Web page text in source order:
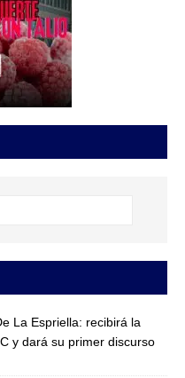
La Espriella: recibirá la
y dará su primer discurso